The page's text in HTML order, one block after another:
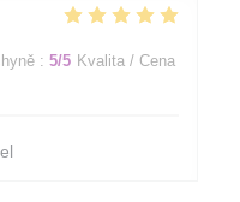
: 5/5 Kvalita / Cena